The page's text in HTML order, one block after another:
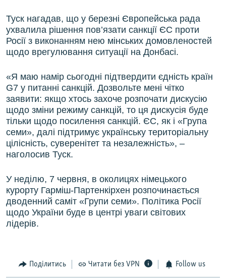
Туск нагадав, що у березні Європейська рада
ухвалила рішення пов’язати санкції ЄС проти
Росії з виконанням нею мінських домовленостей
щодо врегулювання ситуації на Донбасі.
«Я маю намір сьогодні підтвердити єдність країн
G7 у питанні санкцій. Дозвольте мені чітко
заявити: якщо хтось захоче розпочати дискусію
щодо зміни режиму санкцій, то ця дискусія буде
тільки щодо посилення санкцій. ЄС, як і «Група
семи», далі підтримує українську територіальну
цілісність, суверенітет та незалежність», –
наголосив Туск.
У неділю, 7 червня, в околицях німецького
курорту Гарміш-Партенкірхен розпочинається
дводенний саміт «Групи семи». Політика Росії
щодо України буде в центрі уваги світових
лідерів.
Поділитись Читати без VPN Follow us